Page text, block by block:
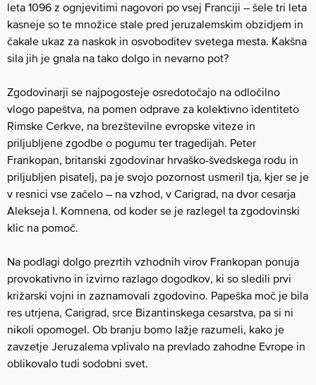
leta 1096 z ognjevitimi nagovori po vsej Franciji – šele tri leta
kasneje so te množice stale pred jeruzalemskim obzidjem in
čakale ukaz za naskok in osvoboditev svetega mesta. Kakšna
sila jih je gnala na tako dolgo in nevarno pot?
Zgodovinarji se najpogosteje osredotočajo na odločilno
vlogo papeštva, na pomen odprave za kolektivno identiteto
Rimske Cerkve, na brezštevilne evropske viteze in
priljubljene zgodbe o pogumu ter tragedijah. Peter
Frankopan, britanski zgodovinar hrvaško-švedskega rodu in
priljubljen pisatelj, pa je svojo pozornost usmeril tja, kjer se je
v resnici vse začelo – na vzhod, v Carigrad, na dvor cesarja
Alekseja I. Komnena, od koder se je razlegel ta zgodovinski
klic na pomoč.
Na podlagi dolgo prezrtih vzhodnih virov Frankopan ponuja
provokativno in izvirno razlago dogodkov, ki so sledili prvi
križarski vojni in zaznamovali zgodovino. Papeška moč je bila
res utrjena, Carigrad, srce Bizantinskega cesarstva, pa si ni
nikoli opomogel. Ob branju bomo lažje razumeli, kako je
zavzetje Jeruzalema vplivalo na prevlado zahodne Evrope in
oblikovalo tudi sodobni svet.